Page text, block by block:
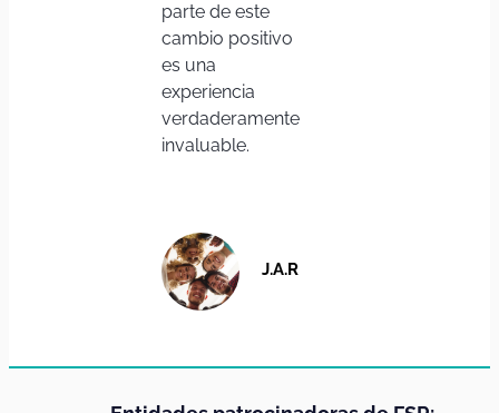
parte de este
cambio positivo
es una
experiencia
verdaderamente
invaluable.
J.A.R